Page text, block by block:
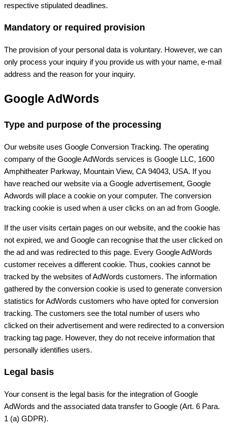
respective stipulated deadlines.
Mandatory or required provision
The provision of your personal data is voluntary. However, we can
only process your inquiry if you provide us with your name, e-mail
address and the reason for your inquiry.
Google AdWords
Type and purpose of the processing
Our website uses Google Conversion Tracking. The operating
company of the Google AdWords services is Google LLC, 1600
Amphitheater Parkway, Mountain View, CA 94043, USA. If you
have reached our website via a Google advertisement, Google
Adwords will place a cookie on your computer. The conversion
tracking cookie is used when a user clicks on an ad from Google.
If the user visits certain pages on our website, and the cookie has
not expired, we and Google can recognise that the user clicked on
the ad and was redirected to this page. Every Google AdWords
customer receives a different cookie. Thus, cookies cannot be
tracked by the websites of AdWords customers. The information
gathered by the conversion cookie is used to generate conversion
statistics for AdWords customers who have opted for conversion
tracking. The customers see the total number of users who
clicked on their advertisement and were redirected to a conversion
tracking tag page. However, they do not receive information that
personally identifies users.
Legal basis
Your consent is the legal basis for the integration of Google
AdWords and the associated data transfer to Google (Art. 6 Para.
1 (a) GDPR).